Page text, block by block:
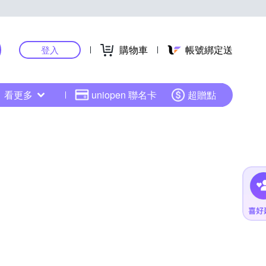
登入 購物車 帳號綁定送
看更多 uniopen 聯名卡 超贈點